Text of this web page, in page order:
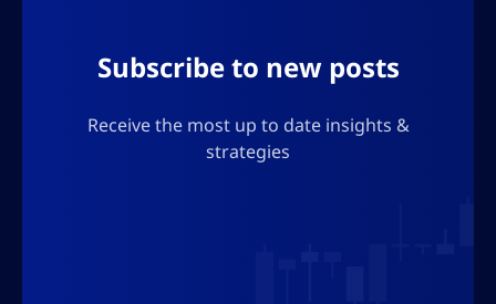
Subscribe to new posts
Receive the most up to date insights &
strategies